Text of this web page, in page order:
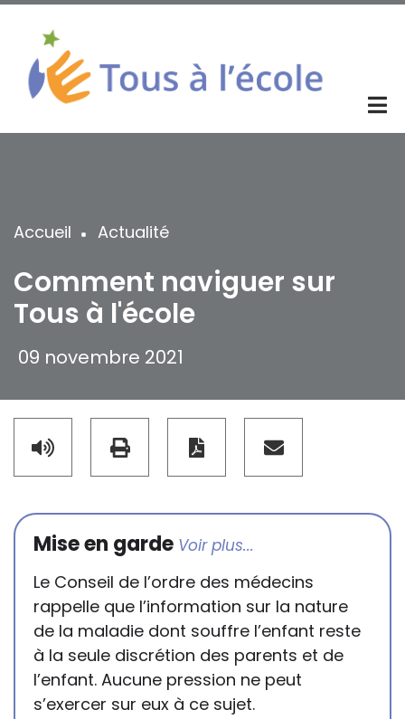
Aller
contenu
principal
Fil
d'Ariane
Accueil Actualité
Comment naviguer sur
Tous à l'école
09 novembre 2021
Mise en garde
Le Conseil de l’ordre des médecins
rappelle que l’information sur la nature
de la maladie dont souffre l’enfant reste
à la seule discrétion des parents et de
l’enfant. Aucune pression ne peut
s’exercer sur eux à ce sujet.